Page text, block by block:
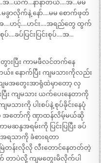
င်….အ…ယက်…နာနာတယ်….အ…မမ
ခွာလိုက်နဲ့ နော်….မမ စောက်ဖုတ်
အ….ဟင့်….ဟင်း….အရည်တွေ ထွက်
ခပ်ပြင်းပြင်းစုပ်….အ…
ားပြီး ကာမဖီလင်တက်နေ
နောက်ပြီး ကျမသားကိုလည်း
ျမအတွေးအာရုံထဲမှာတော့ လှ
ြီး ကျမသား ယက်ပေးနေတာကို
သားကို ပါးစပ်နဲ့ စုပ်ခိုင်းနေပုံ
က အတော်ကို ဏှာထန်လိမ့်မယ်ဆို
န္ဒအရမ်းကို ပြင်းပြပြီး ခပ်
အရသာကို ခံစားရတာ
မြဲတန်းလိုလို လီးတောင်နေတတ်တဲ့
ာပဲလို့ ကျမတွေးမိလိုက်ပါ